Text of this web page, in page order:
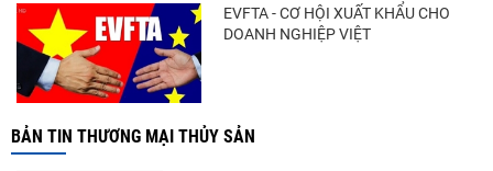
EVFTA - CƠ HỘI XUẤT KHẨU CHO
DOANH NGHIỆP VIỆT
BẢN TIN THƯƠNG MẠI THỦY SẢN